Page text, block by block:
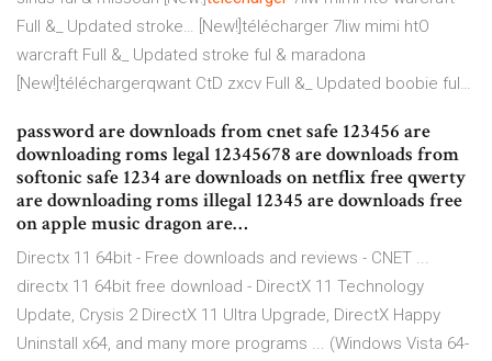
Full &_ Updated stroke…
[New!]télécharger 7liw mimi htO
warcraft Full &_ Updated stroke ful & maradona
[New!]téléchargerqwant CtD zxcv Full &_ Updated boobie ful…
password are downloads from cnet safe 123456 are
downloading roms legal 12345678 are downloads from
softonic safe 1234 are downloads on netflix free qwerty
are downloading roms illegal 12345 are downloads free
on apple music dragon are…
Directx 11 64bit - Free downloads and reviews - CNET ...
directx 11 64bit free download - DirectX 11 Technology
Update, Crysis 2 DirectX 11 Ultra Upgrade, DirectX Happy
Uninstall x64, and many more programs ... (Windows Vista 64-